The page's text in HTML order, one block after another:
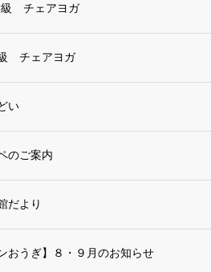
級 チェアヨガ
チェアヨガ
い
のご案内
だより
おうぎ】８・９月のお知らせ